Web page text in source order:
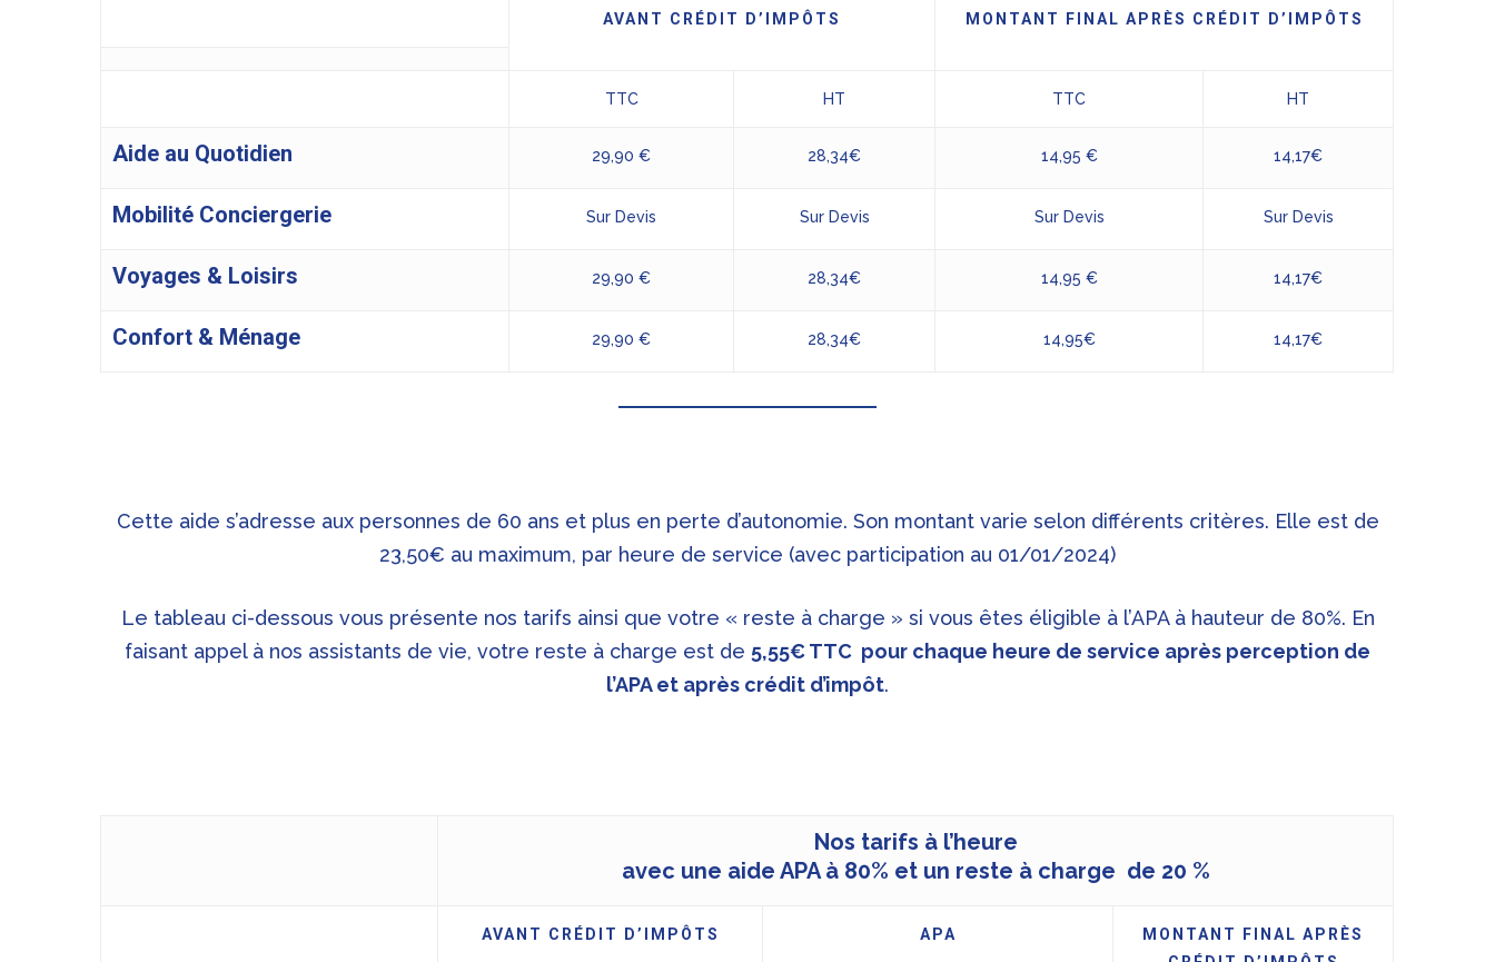
AVANT CRÉDIT D’IMPÔTS MONTANT FINAL APRÈS CRÉDIT D’IMPÔTS
TTC HT TTC HT
Aide au Quotidien 29,90 € 28,34€ 14,95 € 14,17€
Mobilité Conciergerie Sur Devis Sur Devis Sur Devis Sur Devis
Voyages & Loisirs 29,90 € 28,34€ 14,95 € 14,17€
Confort & Ménage 29,90 € 28,34€ 14,95€ 14,17€
Cette aide s’adresse aux personnes de 60 ans et plus en perte d’autonomie. Son montant varie selon différents critères. Elle est de
23,50€ au maximum, par heure de service (avec participation au 01/01/2024)
Le tableau ci-dessous vous présente nos tarifs ainsi que votre « reste à charge » si vous êtes éligible à l’APA à hauteur de 80%. En
faisant appel à nos assistants de vie, votre reste à charge est de 5,55€ TTC pour chaque heure de service après perception de
l’APA et après crédit d’impôt.
Nos tarifs à l’heure
avec une aide APA à 80% et un reste à charge de 20 %
AVANT CRÉDIT D’IMPÔTS APA
MONTANT FINAL APRÈS